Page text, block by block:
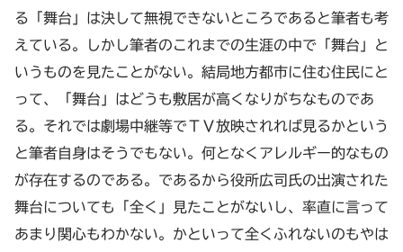
る「舞台」は決して無視できないところであると筆者も考
えている。しかし筆者のこれまでの生涯の中で「舞台」と
いうものを見たことがない。結局地方都市に住む住民にと
って、「舞台」はどうも敷居が高くなりがちなものであ
る。それでは劇場中継等でＴＶ放映されれば見るかという
と筆者自身はそうでもない。何となくアレルギー的なもの
が存在するのである。であるから役所広司氏の出演された
舞台についても「全く」見たことがないし、率直に言って
あまり関心もわかない。かといって全くふれないのもやは